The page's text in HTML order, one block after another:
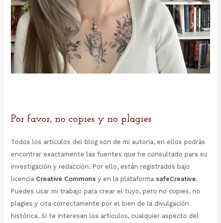
Por favor, no copies y no plagies
Todos los artículos del blog son de mi autoría, en ellos podrás
encontrar exactamente las fuentes que he consultado para su
investigación y redacción. Por ello, están registrados bajo
licencia Creative Commonsy en la plataforma safeCreative.
Puedes usar mi trabajo para crear el tuyo, pero no copies, no
plagies y cita correctamente por el bien de la divulgación
histórica. Si te interesan los artículos, cualquier aspecto del